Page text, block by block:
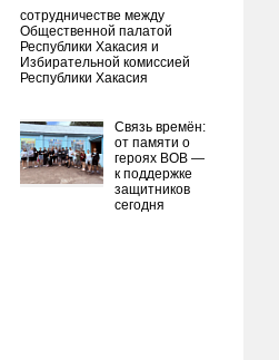
сотрудничестве между
Общественной палатой
Республики Хакасия и
Избирательной комиссией
Республики Хакасия
Связь времён:
от памяти о
героях ВОВ —
к поддержке
защитников
сегодня